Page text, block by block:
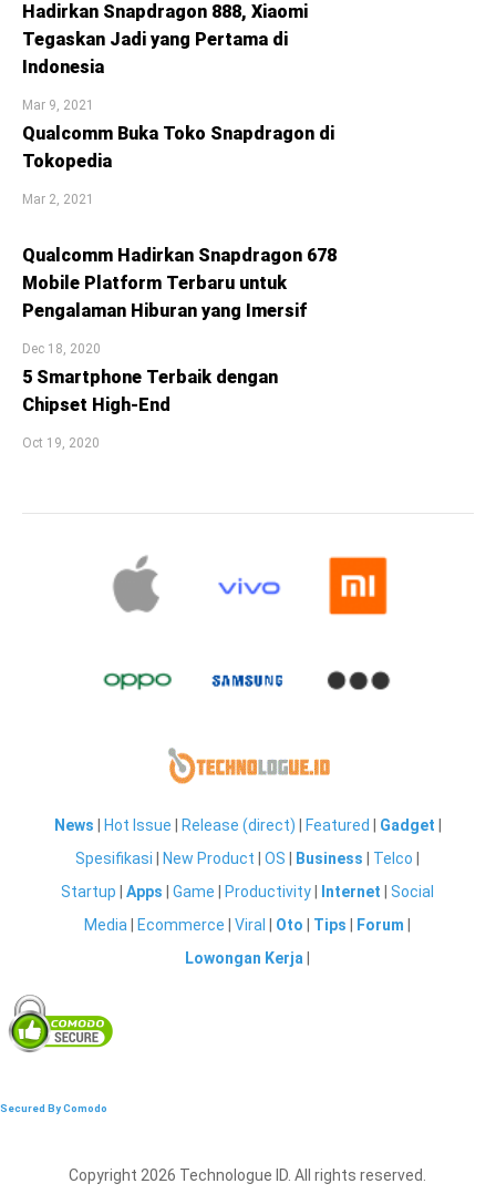
Hadirkan Snapdragon 888, Xiaomi
Tegaskan Jadi yang Pertama di
Indonesia
Mar 9, 2021
Qualcomm Buka Toko Snapdragon di
Tokopedia
Mar 2, 2021
Qualcomm Hadirkan Snapdragon 678
Mobile Platform Terbaru untuk
Pengalaman Hiburan yang Imersif
Dec 18, 2020
5 Smartphone Terbaik dengan
Chipset High-End
Oct 19, 2020
News Hot Issue Release (direct) Featured Gadget
Spesifikasi
New Product |OS Business Telco
Startup |Apps |Game Productivity Internet |Social
Media
Ecommerce |Viral Oto Tips Forum
Lowongan Kerja
Secured By Comodo
Copyright 2026 Technologue ID. All rights reserved.